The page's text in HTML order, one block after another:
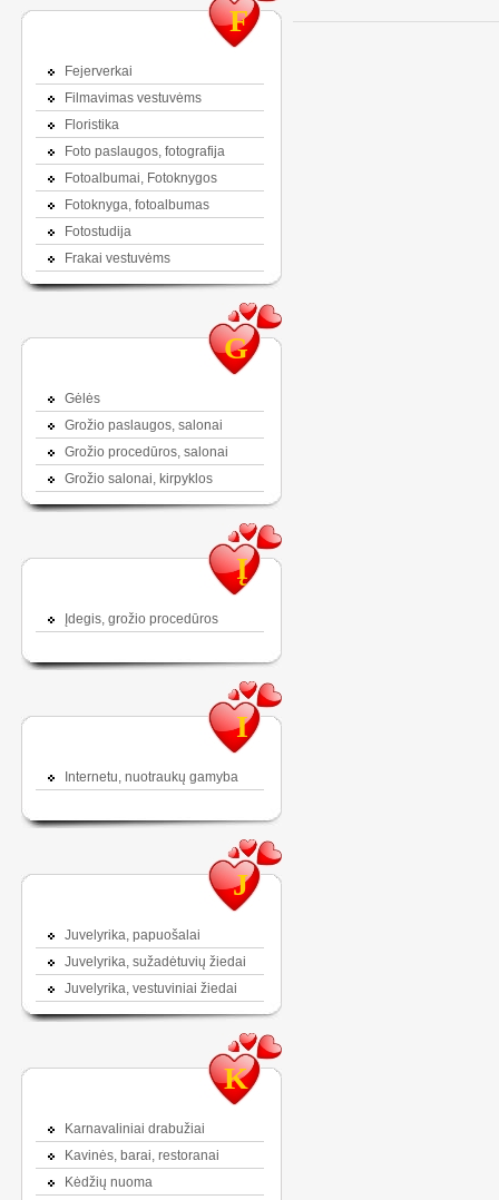
F
Fejerverkai
Filmavimas vestuvėms
Floristika
Foto paslaugos, fotografija
Fotoalbumai, Fotoknygos
Fotoknyga, fotoalbumas
Fotostudija
Frakai vestuvėms
G
Gėlės
Grožio paslaugos, salonai
Grožio procedūros, salonai
Grožio salonai, kirpyklos
Į
Įdegis, grožio procedūros
I
Internetu, nuotraukų gamyba
J
Juvelyrika, papuošalai
Juvelyrika, sužadėtuvių žiedai
Juvelyrika, vestuviniai žiedai
K
Karnavaliniai drabužiai
Kavinės, barai, restoranai
Kėdžių nuoma